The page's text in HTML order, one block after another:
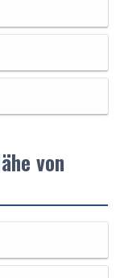
von